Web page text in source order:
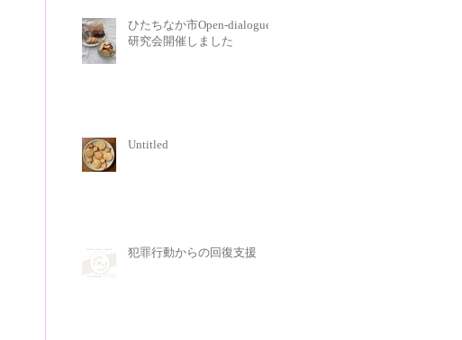
ひたちなか市Open-dialogue
研究会開催しました
Untitled
犯罪行動からの回復支援